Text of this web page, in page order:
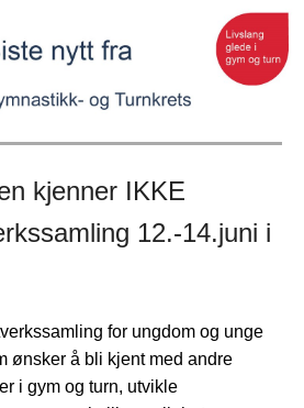
kjenner IKKE
12.-14.juni i
for ungdom og unge
ønsker å bli kjent med andre
i gym og turn, utvikle